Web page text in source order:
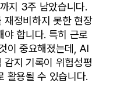
지 3주 남았습니다.
재정비하지 못한 현장
야 합니다. 특히 근로
이 중요해졌는데, AI
감지 기록이 위험성평
활용될 수 있습니다.